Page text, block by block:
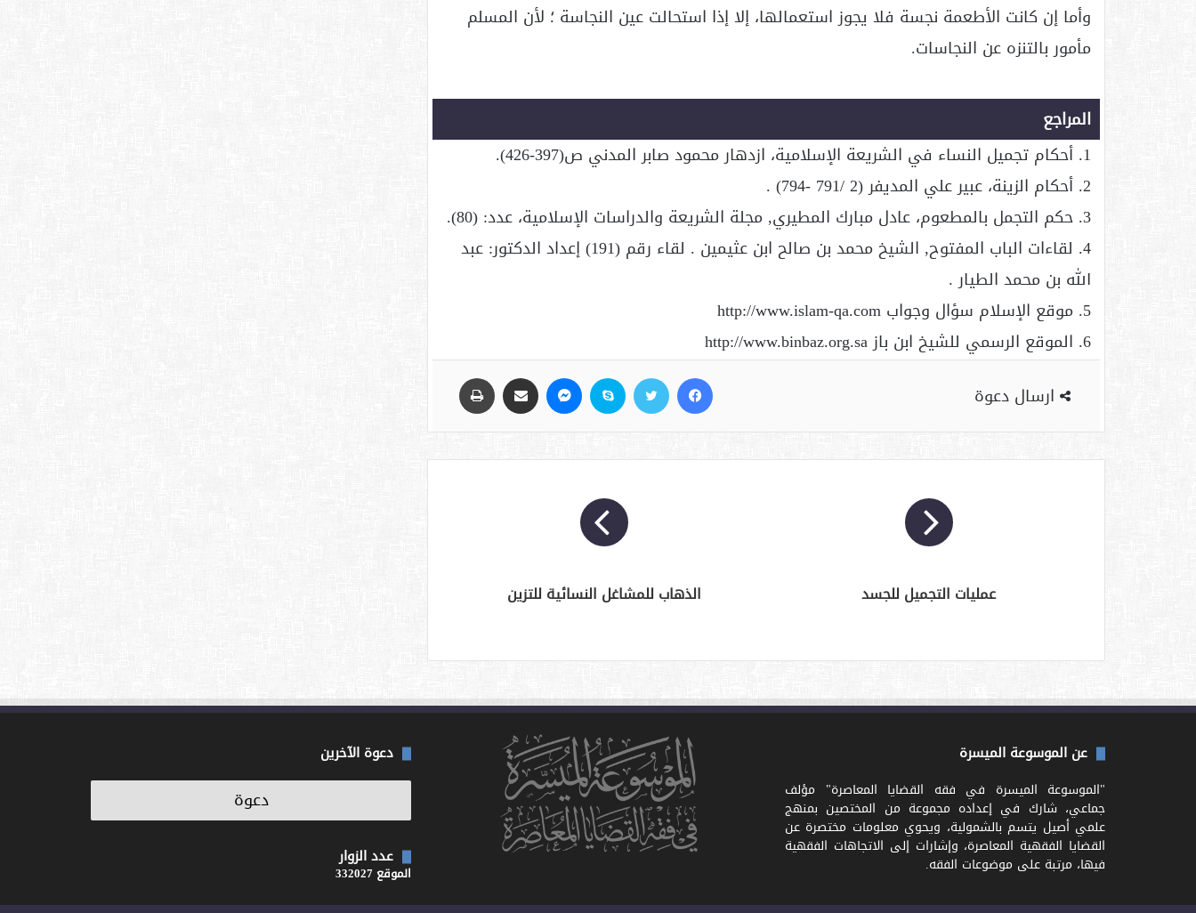
وأما إن كانت الأطعمة نجسة فلا يجوز استعمالها، إلا إذا استحالت عين النجاسة ؛ لأن المسلم
مأمور بالتنزه عن النجاسات.
المراجع
1. أحكام تجميل النساء في الشريعة الإسلامية، ازدهار محمود صابر المدني ص(397-426).
2. أحكام الزينة، عبير علي المديفر (2 /791 -794) .
3. حكم التجمل بالمطعوم، عادل مبارك المطيري, مجلة الشريعة والدراسات الإسلامية، عدد: (80).
4. لقاءات الباب المفتوح, الشيخ محمد بن صالح ابن عثيمين . لقاء رقم (191) إعداد الدكتور: عبد
الله بن محمد الطيار .
5. موقع الإسلام سؤال وجواب http://www.islam-qa.com
6. الموقع الرسمي للشيخ ابن باز http://www.binbaz.org.sa
ارسال دعوة
عمليات التجميل للجسد الذهاب للمشاغل النسائية للتزين
عن الموسوعة الميسرة
"الموسوعة الميسرة في فقه القضايا المعاصرة" مؤلف
جماعي، شارك في إعداده مجموعة من المختصين بمنهج
علمي أصيل يتسم بالشمولية، ويحوي معلومات مختصرة عن
القضايا الفقهية المعاصرة، وإشارات إلى الاتجاهات الفقهية
فيها، مرتبة على موضوعات الفقه.
دعوة الآخرين
عدد الزوار
الموقع 332027